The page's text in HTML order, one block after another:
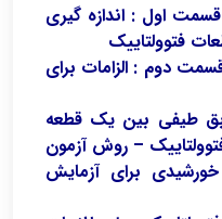
؛ قسمت اول : اندازه گیری
فتوولتاییک
؛ قسمت دوم : الزامات برای
تطابق طیفی بین یک قطعه
– روش آزمون
خورشیدی برای آزمایش